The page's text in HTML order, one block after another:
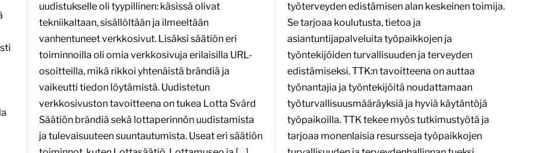
uudistukselle oli tyypillinen: käsissä olivat
tekniikaltaan, sisällöltään ja ilmeeltään
vanhentuneet verkkosivut. Lisäksi säätiön eri
toiminnoilla oli omia verkkosivuja erilaisilla URL-
osoitteilla, mikä rikkoi yhtenäistä brändiä ja
vaikeutti tiedon löytämistä. Uudistetun
verkkosivuston tavoitteena on tukea Lotta Svärd
Säätiön brändiä sekä lottaperinnön uudistamista
ja tulevaisuuteen suuntautumista. Useat eri säätiön
työterveyden edistämisen alan keskeinen toimija.
Se tarjoaa koulutusta, tietoa ja
asiantuntijapalveluita työpaikkojen ja
työntekijöiden turvallisuuden ja terveyden
edistämiseksi. TTK:n tavoitteena on auttaa
työnantajia ja työntekijöitä noudattamaan
työturvallisuusmääräyksiä ja hyviä käytäntöjä
työpaikoilla. TTK tekee myös tutkimustyötä ja
tarjoaa monenlaisia resursseja työpaikkojen